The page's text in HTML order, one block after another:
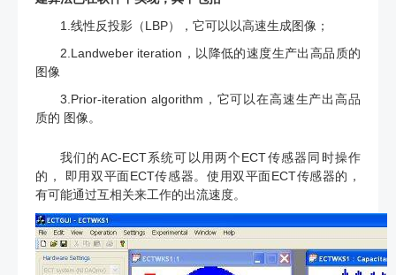
1.线性反投影（LBP），它可以以高速生成图像；
2.Landweber iteration，以降低的速度生产出高品质的
图像
3.Prior-iteration algorithm，它可以在高速生产出高品
质的 图像。
我们的AC-ECT系统可以用两个ECT传感器同时操作
的， 即用双平面ECT传感器。使用双平面ECT传感器的，
有可能通过互相关来工作的出流速度。